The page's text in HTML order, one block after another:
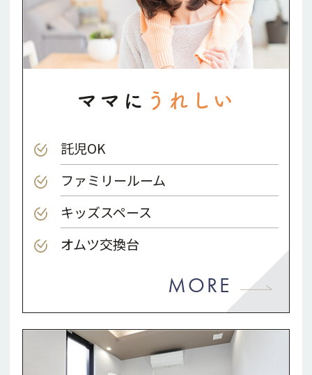
ママに うれしい
託児OK
ファミリールーム
キッズスペース
オムツ交換台
MORE